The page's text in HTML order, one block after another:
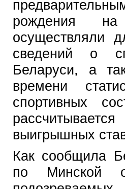
рождения на
осуществляли
сведений о
Беларуси, а
времени
спортивных
выигрышных
Как сообщила
по Минской